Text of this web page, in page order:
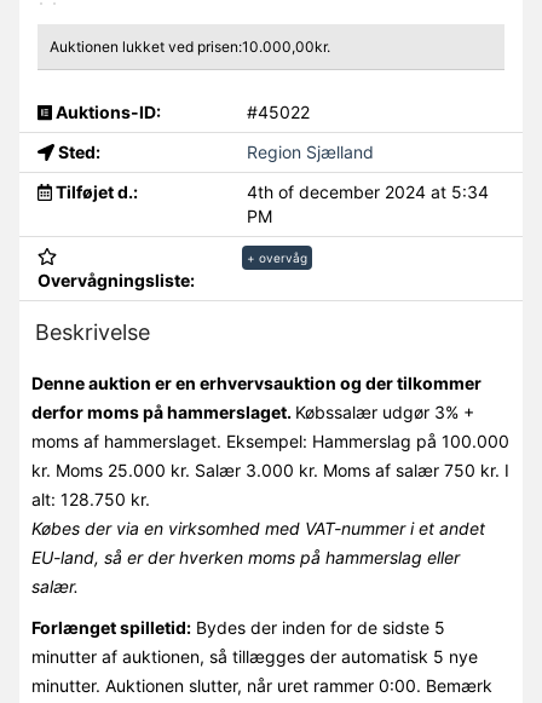
Auktionen lukket ved prisen:10.000,00kr.
Auktions-ID:
#45022
Sted:
Region Sjælland
Tilføjet d.:
4th of december 2024 at 5:34
PM
Overvågningsliste:
+ overvåg
Beskrivelse
Denne auktion er en erhvervsauktion og der tilkommer
derfor moms på hammerslaget. Købssalær udgør 3% +
moms af hammerslaget. Eksempel: Hammerslag på 100.000
kr. Moms 25.000 kr. Salær 3.000 kr. Moms af salær 750 kr. I
alt: 128.750 kr.
Købes der via en virksomhed med VAT-nummer i et andet
EU-land, så er der hverken moms på hammerslag eller
salær.
Forlænget spilletid:Bydes der inden for de sidste 5
minutter af auktionen, så tillægges der automatisk 5 nye
minutter. Auktionen slutter, når uret rammer 0:00. Bemærk